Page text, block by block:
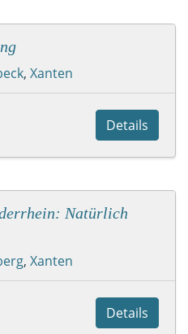
, Xanten
Details
Natürlich
, Xanten
Details